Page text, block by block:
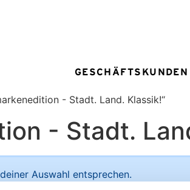
GESCHÄFTSKUNDEN
- Stadt. Land. Klassik!“
- Stadt.
Auswahl entsprechen.